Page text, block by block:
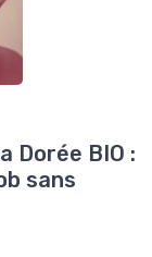
Dorée BIO :
sans